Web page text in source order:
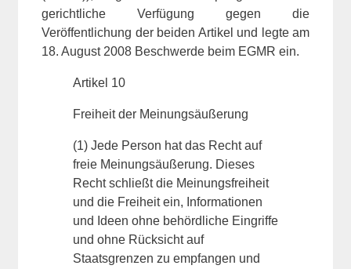
gerichtliche Verfügung gegen die
Veröffentlichung der beiden Artikel und legte am
18. August 2008 Beschwerde beim EGMR ein.
Artikel 10
Freiheit der Meinungsäußerung
(1) Jede Person hat das Recht auf
freie Meinungsäußerung. Dieses
Recht schließt die Meinungsfreiheit
und die Freiheit ein, Informationen
und Ideen ohne behördliche Eingriffe
und ohne Rücksicht auf
Staatsgrenzen zu empfangen und